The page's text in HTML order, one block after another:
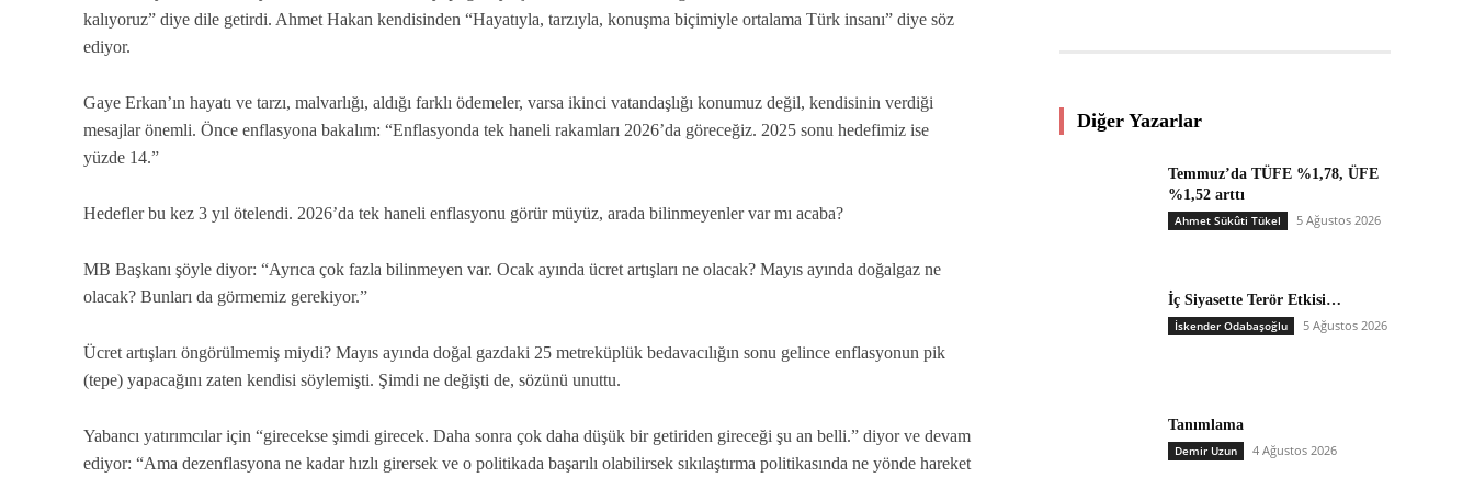
kalıyoruz” diye dile getirdi. Ahmet Hakan kendisinden “Hayatıyla, tarzıyla, konuşma biçimiyle ortalama Türk insanı” diye söz
ediyor.
Gaye Erkan’ın hayatı ve tarzı, malvarlığı, aldığı farklı ödemeler, varsa ikinci vatandaşlığı konumuz değil, kendisinin verdiği
mesajlar önemli. Önce enflasyona bakalım: “Enflasyonda tek haneli rakamları 2026’da göreceğiz. 2025 sonu hedefimiz ise
yüzde 14.”
Hedefler bu kez 3 yıl ötelendi. 2026’da tek haneli enflasyonu görür müyüz, arada bilinmeyenler var mı acaba?
MB Başkanı şöyle diyor: “Ayrıca çok fazla bilinmeyen var. Ocak ayında ücret artışları ne olacak? Mayıs ayında doğalgaz ne
olacak? Bunları da görmemiz gerekiyor.”
Ücret artışları öngörülmemiş miydi? Mayıs ayında doğal gazdaki 25 metreküplük bedavacılığın sonu gelince enflasyonun pik
(tepe) yapacağını zaten kendisi söylemişti. Şimdi ne değişti de, sözünü unuttu.
Yabancı yatırımcılar için “girecekse şimdi girecek. Daha sonra çok daha düşük bir getiriden gireceği şu an belli.” diyor ve devam
ediyor: “Ama dezenflasyona ne kadar hızlı girersek ve o politikada başarılı olabilirsek sıkılaştırma politikasında ne yönde hareket
Diğer Yazarlar
Temmuz’da TÜFE %1,78, ÜFE
%1,52 arttı
Ahmet Sükûti Tükel 5 Ağustos 2026
İç Siyasette Terör Etkisi…
İskender Odabaşoğlu 5 Ağustos 2026
Tanımlama
Demir Uzun 4 Ağustos 2026